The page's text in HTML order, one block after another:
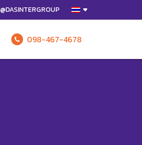
@DASINTERGROUP
098-467-4678